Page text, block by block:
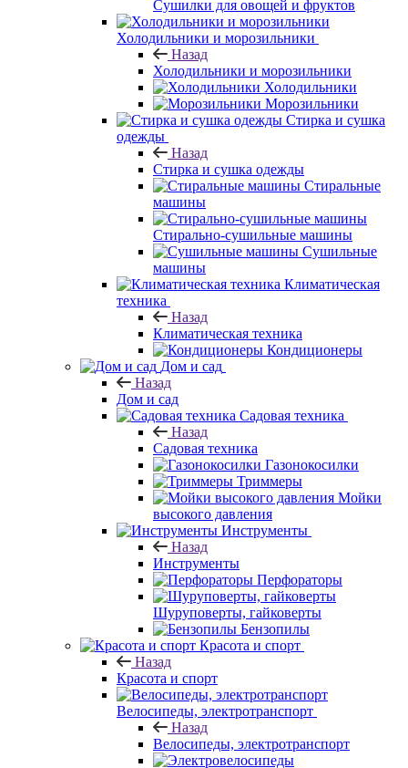
Сушилки для овощей и фруктов
Холодильники и морозильники
Назад
Холодильники и морозильники
Холодильники
Морозильники
Стирка и сушка
одежды
Назад
Стирка и сушка одежды
Стиральные
машины
Стирально-сушильные машины
Сушильные
машины
Климатическая
техника
Назад
Климатическая техника
Кондиционеры
Дом и сад
Назад
Дом и сад
Садовая техника
Назад
Садовая техника
Газонокосилки
Триммеры
Мойки
высокого давления
Инструменты
Назад
Инструменты
Перфораторы
Шуруповерты, гайковерты
Бензопилы
Красота и спорт
Назад
Красота и спорт
Велосипеды, электротранспорт
Назад
Велосипеды, электротранспорт